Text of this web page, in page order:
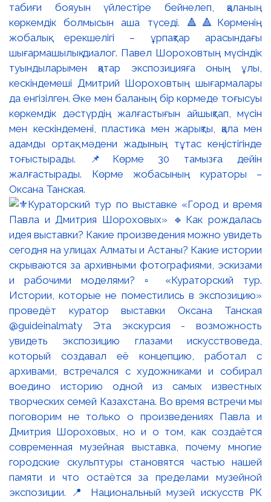
табиғи бояуын үйлестіре бейнелеп, қаланың
көркемдік болмысын аша түседі. 🔺🔺Көрменің
жобалық ерекшелігі – ұрпақтар арасындағы
шығармашылық диалог. Павел Шороховтың мүсіндік
туындыларымен қатар экспозицияға оның ұлы,
кескіндемеші Дмитрий Шороховтың шығармалары
да енгізілген. Әке мен баланың бір көрмеде тоғысуы
көркемдік дәстүрдің жалғастығын айшықтап, мүсін
мен кескіндемені, пластика мен жарықты, қала мен
адамды ортақ мәдени жадының тұтас кеңістігінде
тоғыстырады. 📌Көрме 30 тамызға дейін
жалғастырады. Көрме жобасының кураторы –
Оксана Танская.